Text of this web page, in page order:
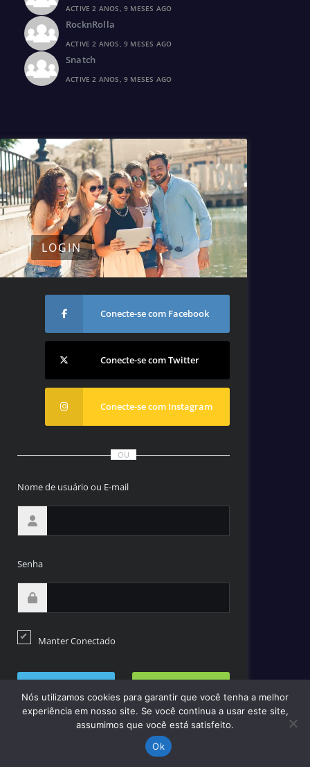
ACTIVE 2 ANOS, 9 MESES AGO
RocknRolla
ACTIVE 2 ANOS, 9 MESES AGO
Snatch
ACTIVE 2 ANOS, 9 MESES AGO
LOGIN
Conecte-se com Facebook
Conecte-se com Twitter
Conecte-se com Instagram
OU
Nome de usuário ou E-mail
Senha
Manter Conectado
RESET SUA SENHA?
Nós utilizamos cookies para garantir que você tenha a melhor
experiência em nosso site. Se você continua a usar este site,
assumimos que você está satisfeito.
Ok